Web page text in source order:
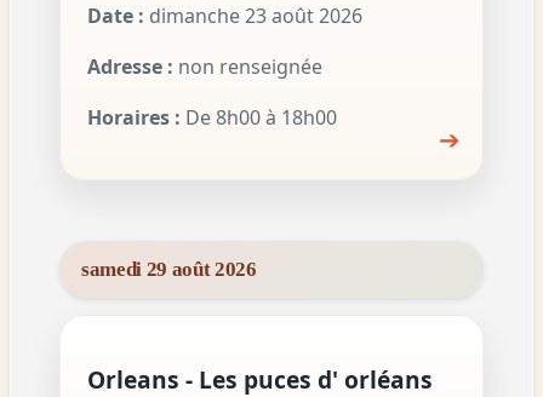
Date : dimanche 23 août 2026
Adresse : non renseignée
Horaires : De 8h00 à 18h00
➔
samedi 29 août 2026
Orleans - Les puces d' orléans